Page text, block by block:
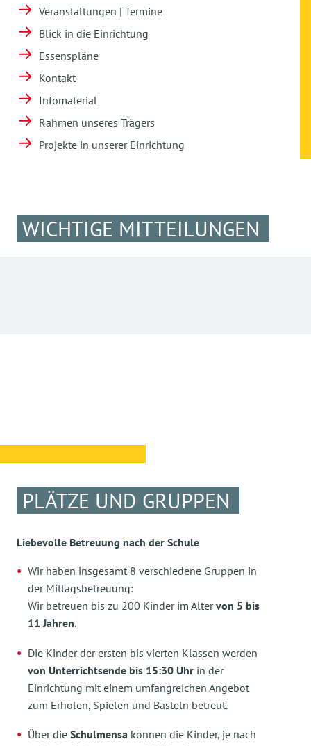
Veranstaltungen | Termine
Blick in die Einrichtung
Essenspläne
Kontakt
Infomaterial
Rahmen unseres Trägers
Projekte in unserer Einrichtung
WICHTIGE MITTEILUNGEN
PLÄTZE UND GRUPPEN
Liebevolle Betreuung nach der Schule
Wir haben insgesamt 8 verschiedene Gruppen in
der Mittagsbetreuung:
Wir betreuen bis zu 200 Kinder im Altervon 5 bis
11 Jahren.
Die Kinder der ersten bis vierten Klassen werden
von Unterrichtsende bis 15:30 Uhr in der
Einrichtung mit einem umfangreichen Angebot
zum Erholen, Spielen und Basteln betreut.
Über die Schulmensa können die Kinder, je nach